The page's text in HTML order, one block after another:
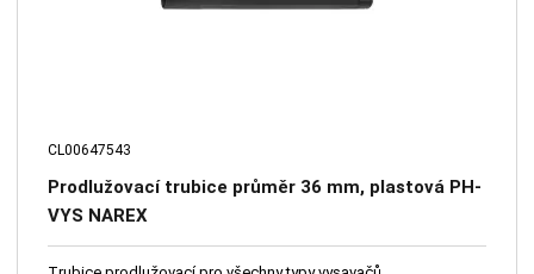
CL00647543
Prodlužovací trubice průměr 36 mm, plastová PH-
VYS NAREX